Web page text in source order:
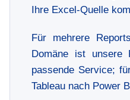
Ihre Excel-Quelle
Für mehrere
Domäne ist unsere
passende Service;
Tableau nach Power